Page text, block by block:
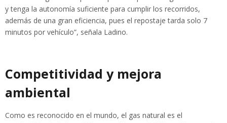
y tenga la autonomía suficiente para cumplir los recorridos,
además de una gran eficiencia, pues el repostaje tarda solo 7
minutos por vehículo”, señala Ladino.
Competitividad y mejora
ambiental
Como es reconocido en el mundo, el gas natural es el